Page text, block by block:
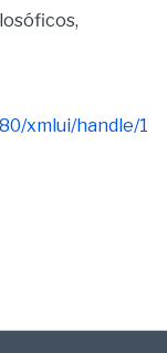
,
xmlui/handle/1